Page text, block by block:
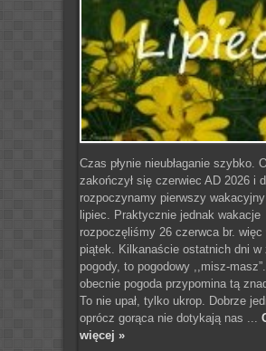
Czas płynie nieubłaganie szybko.
zakończył się czerwiec AD 2026 i
rozpoczynamy pierwszy
lipiec. Praktycznie jednak wakacje
rozpoczęliśmy 26 czerwca br. więc
piątek. Kilkanaście ostatnich dni w
pogody, to pogodowy ,,misz-
obecnie pogoda przypomina tą
To nie upał, tylko ukrop. Dobrze
oprócz gorąca nie dotykają nas ...
więcej »